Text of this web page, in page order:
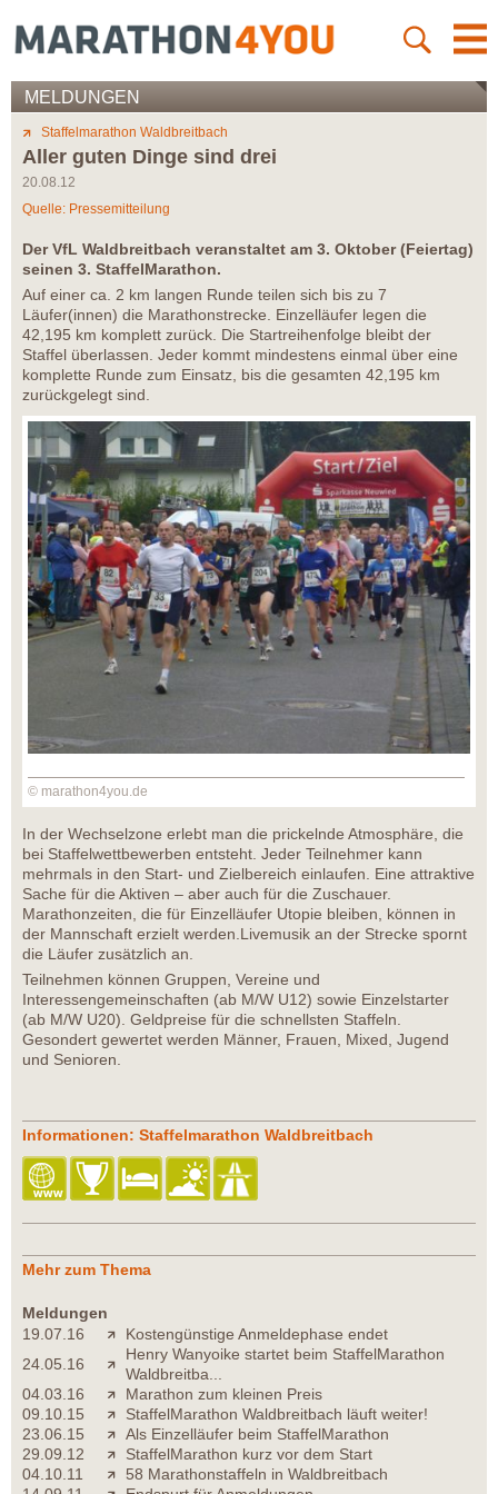
MELDUNGEN
Staffelmarathon Waldbreitbach
Aller guten Dinge sind drei
20.08.12
Quelle: Pressemitteilung
Der VfL Waldbreitbach veranstaltet am 3. Oktober (Feiertag)
seinen 3. StaffelMarathon.
Auf einer ca. 2 km langen Runde teilen sich bis zu 7
Läufer(innen) die Marathonstrecke. Einzelläufer legen die
42,195 km komplett zurück. Die Startreihenfolge bleibt der
Staffel überlassen. Jeder kommt mindestens einmal über eine
komplette Runde zum Einsatz, bis die gesamten 42,195 km
zurückgelegt sind.
© marathon4you.de
In der Wechselzone erlebt man die prickelnde Atmosphäre, die
bei Staffelwettbewerben entsteht. Jeder Teilnehmer kann
mehrmals in den Start- und Zielbereich einlaufen. Eine attraktive
Sache für die Aktiven – aber auch für die Zuschauer.
Marathonzeiten, die für Einzelläufer Utopie bleiben, können in
der Mannschaft erzielt werden.Livemusik an der Strecke spornt
die Läufer zusätzlich an.
Teilnehmen können Gruppen, Vereine und
Interessengemeinschaften (ab M/W U12) sowie Einzelstarter
(ab M/W U20). Geldpreise für die schnellsten Staffeln.
Gesondert gewertet werden Männer, Frauen, Mixed, Jugend
und Senioren.
Informationen: Staffelmarathon Waldbreitbach
Mehr zum Thema
Meldungen
19.07.16
Kostengünstige Anmeldephase endet
24.05.16
Henry Wanyoike startet beim StaffelMarathon
Waldbreitba...
04.03.16
Marathon zum kleinen Preis
09.10.15
StaffelMarathon Waldbreitbach läuft weiter!
23.06.15
Als Einzelläufer beim StaffelMarathon
29.09.12
StaffelMarathon kurz vor dem Start
04.10.11
58 Marathonstaffeln in Waldbreitbach